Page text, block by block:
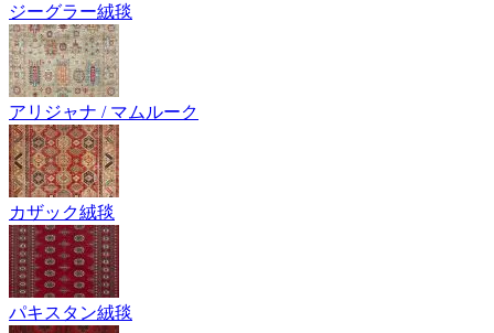
ジーグラー絨毯
アリジャナ / マムルーク
カザック絨毯
パキスタン絨毯